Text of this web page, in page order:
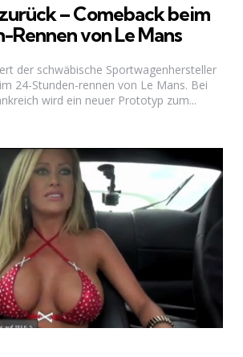
– Comeback beim
von Le Mans
der schwäbische Sportwagenhersteller
24-Stunden-rennen von Le Mans. Bei
wird ein neuer Prototyp zum...